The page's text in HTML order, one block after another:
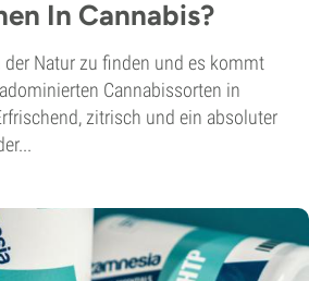
In Cannabis?
Natur zu finden und es kommt
Cannabissorten in
zitrisch und ein absoluter